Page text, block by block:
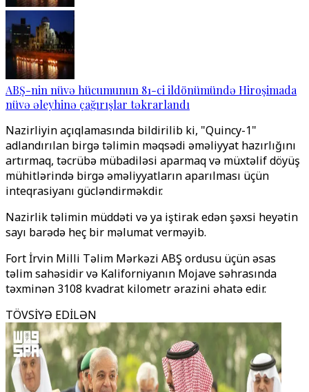
ABŞ-nin nüvə hücumunun 81-ci ildönümündə Hiroşimada
nüvə əleyhinə çağırışlar təkrarlandı
Nazirliyin açıqlamasında bildirilib ki, "Quincy-1"
adlandırılan birgə təlimin məqsədi əməliyyat hazırlığını
artırmaq, təcrübə mübadiləsi aparmaq və müxtəlif döyüş
mühitlərində birgə əməliyyatların aparılması üçün
inteqrasiyanı gücləndirməkdir.
Nazirlik təlimin müddəti və ya iştirak edən şəxsi heyətin
sayı barədə heç bir məlumat verməyib.
Fort İrvin Milli Təlim Mərkəzi ABŞ ordusu üçün əsas
təlim sahəsidir və Kaliforniyanın Mojave səhrasında
təxminən 3108 kvadrat kilometr ərazini əhatə edir.
TÖVSİYƏ EDİLƏN